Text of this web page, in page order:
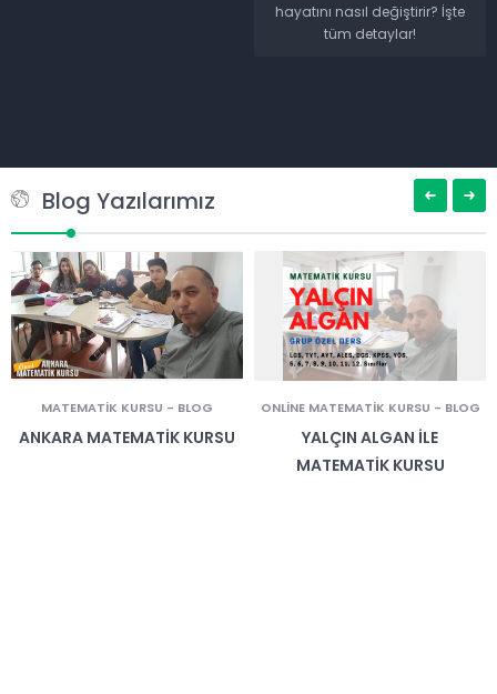
hayatını nasıl değiştirir? İşte
tüm detaylar!
Blog Yazılarımız
MATEMATIK KURSU - BLOG
ANKARA MATEMATIK KURSU
ONLINE MATEMATIK KURSU - BLOG
YALÇIN ALGAN İLE
MATEMATIK KURSU